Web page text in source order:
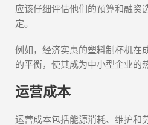
应该仔细评估他们的预算和融资
定。
例如，经济实惠的塑料制杯机在
的平衡，使其成为中小型企业的
运营成本
运营成本包括能源消耗、维护和